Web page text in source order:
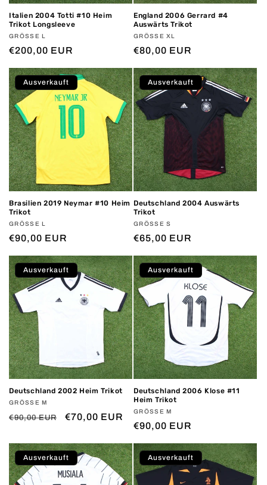
Italien 2004 Totti #10 Heim
Trikot Longsleeve
Anbieter:
GRÖSSE L
Normaler
€200,00 EUR
England 2006 Gerrard #4
Auswärts Trikot
Anbieter:
GRÖSSE XL
Normaler
€80,00 EUR
Ausverkauft
Brasilien 2019 Neymar #10 Heim
Trikot
Anbieter:
GRÖSSE L
Normaler
€90,00 EUR
Ausverkauft
Deutschland 2004 Auswärts
Trikot
Anbieter:
GRÖSSE S
Normaler
€65,00 EUR
Ausverkauft
Deutschland 2002 Heim Trikot
Anbieter:
GRÖSSE M
Normaler
€90,00 EUR Verkaufspreis
€70,00 EUR
Ausverkauft
Deutschland 2006 Klose #11
Heim Trikot
Anbieter:
GRÖSSE M
Normaler
€90,00 EUR
Ausverkauft Ausverkauft